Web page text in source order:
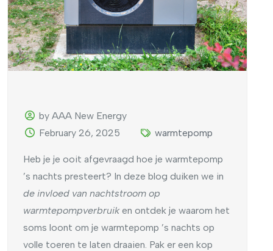
by AAA New Energy
February 26, 2025
warmtepomp
Heb je je ooit afgevraagd hoe je warmtepomp
’s nachts presteert? In deze blog duiken we in
de invloed van nachtstroom op
warmtepompverbruiken ontdek je waarom het
soms loont om je warmtepomp ’s nachts op
volle toeren te laten draaien. Pak er een kop